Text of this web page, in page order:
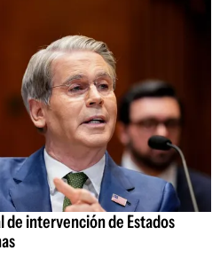
de intervención de Estados